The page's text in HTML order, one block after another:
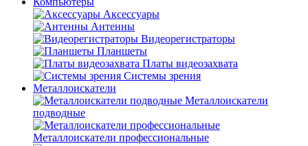
Аксессуары
Антенны
Видеорегистраторы
Планшеты
Платы видеозахвата
Системы зрения
Металлоискатели
Металлоискатели
подводные
Металлоискатели профессиональные